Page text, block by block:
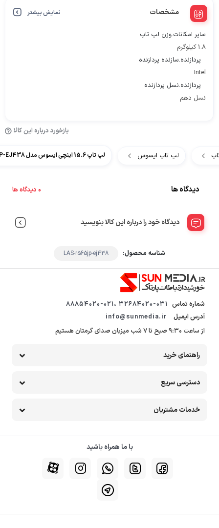
مشخصات نمایش بیشتر
سایر امکانات.وزن لپ تاپ
1.8 کیلوگرم
پردازنده.سازنده پردازنده
Intel
پردازنده.نسل پردازنده
نسل دهم
بازخورد درباره این کالا
لپ تاپ ایسوس لپ تاپ 15.6 اینچی ایسوس مدل Asus Vivobook R565JP-EJ438
دیدگاه ها 0 دیدگاه ها
دیدگاه خود را درباره این کالا بنویسید
شناسه محصول: LAS-r565jp-ej438
شماره تماس 32684020-031 ،88854020-021
آدرس ایمیل
از ساعت 9:30 صبح تا 7 شب میزبان صدای گرمتان هستیم
راهنمای خرید
دسترسی سریع
خدمات مشتریان
با ما همراه باشید